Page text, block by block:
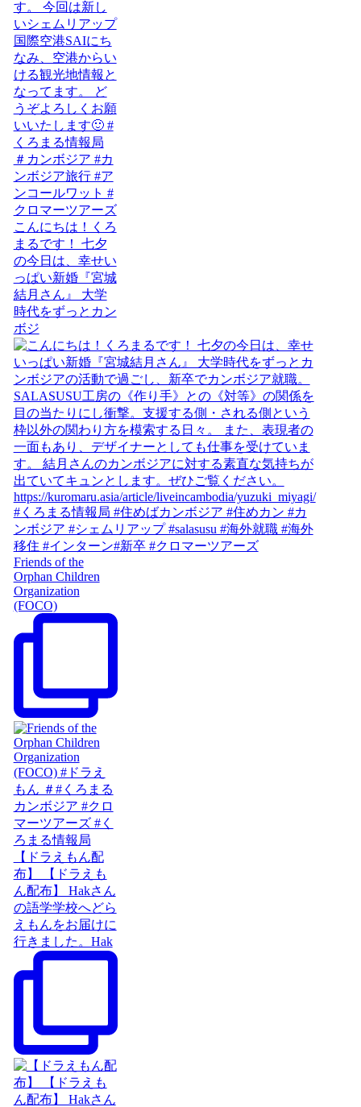
こんにちは！くろ
まるです！ 七夕
の今日は、幸せい
っぱい新婚『宮城
結月さん』 大学
時代をずっとカン
ボジ
Friends of the
Orphan Children
Organization
(FOCO)
【ドラえもん配
布】 【ドラえも
ん配布】 Hakさん
の語学学校へどら
えもんをお届けに
行きました。Hak